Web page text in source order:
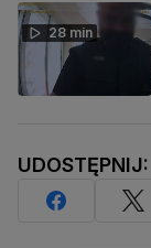
28 min
UDOSTĘPNIJ: